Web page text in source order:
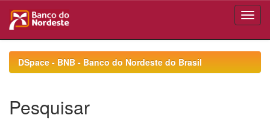
navigationDSpace - BNB - Banco do Nordeste do Brasil
Pesquisar